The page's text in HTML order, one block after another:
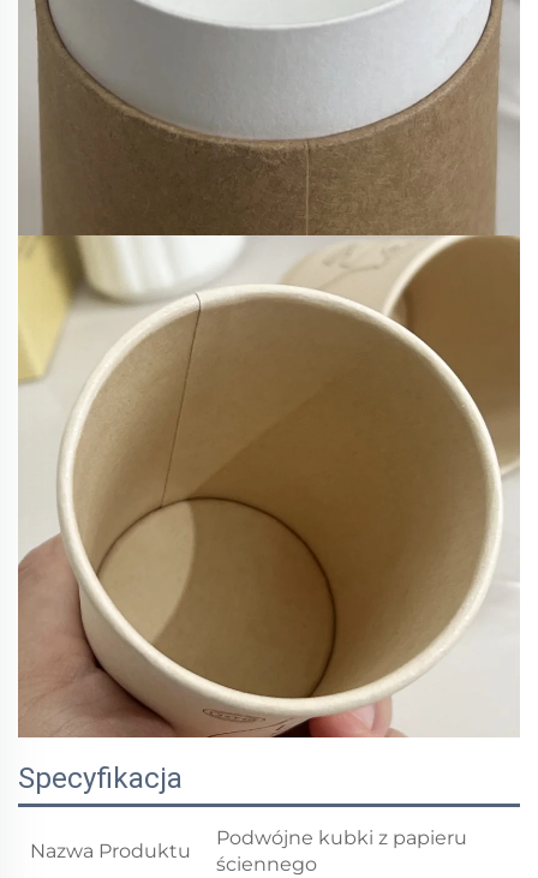
Specyfikacja
Nazwa Produktu
Podwójne kubki z papieru
ściennego